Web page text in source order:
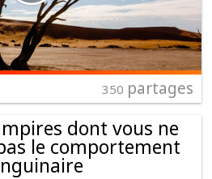
350 partages
dont vous ne
le comportement